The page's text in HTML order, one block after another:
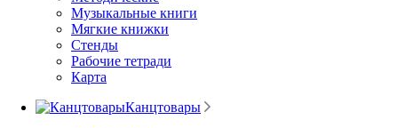
Музыкальные книги
Мягкие книжки
Стенды
Рабочие тетради
Карта
Канцтовары